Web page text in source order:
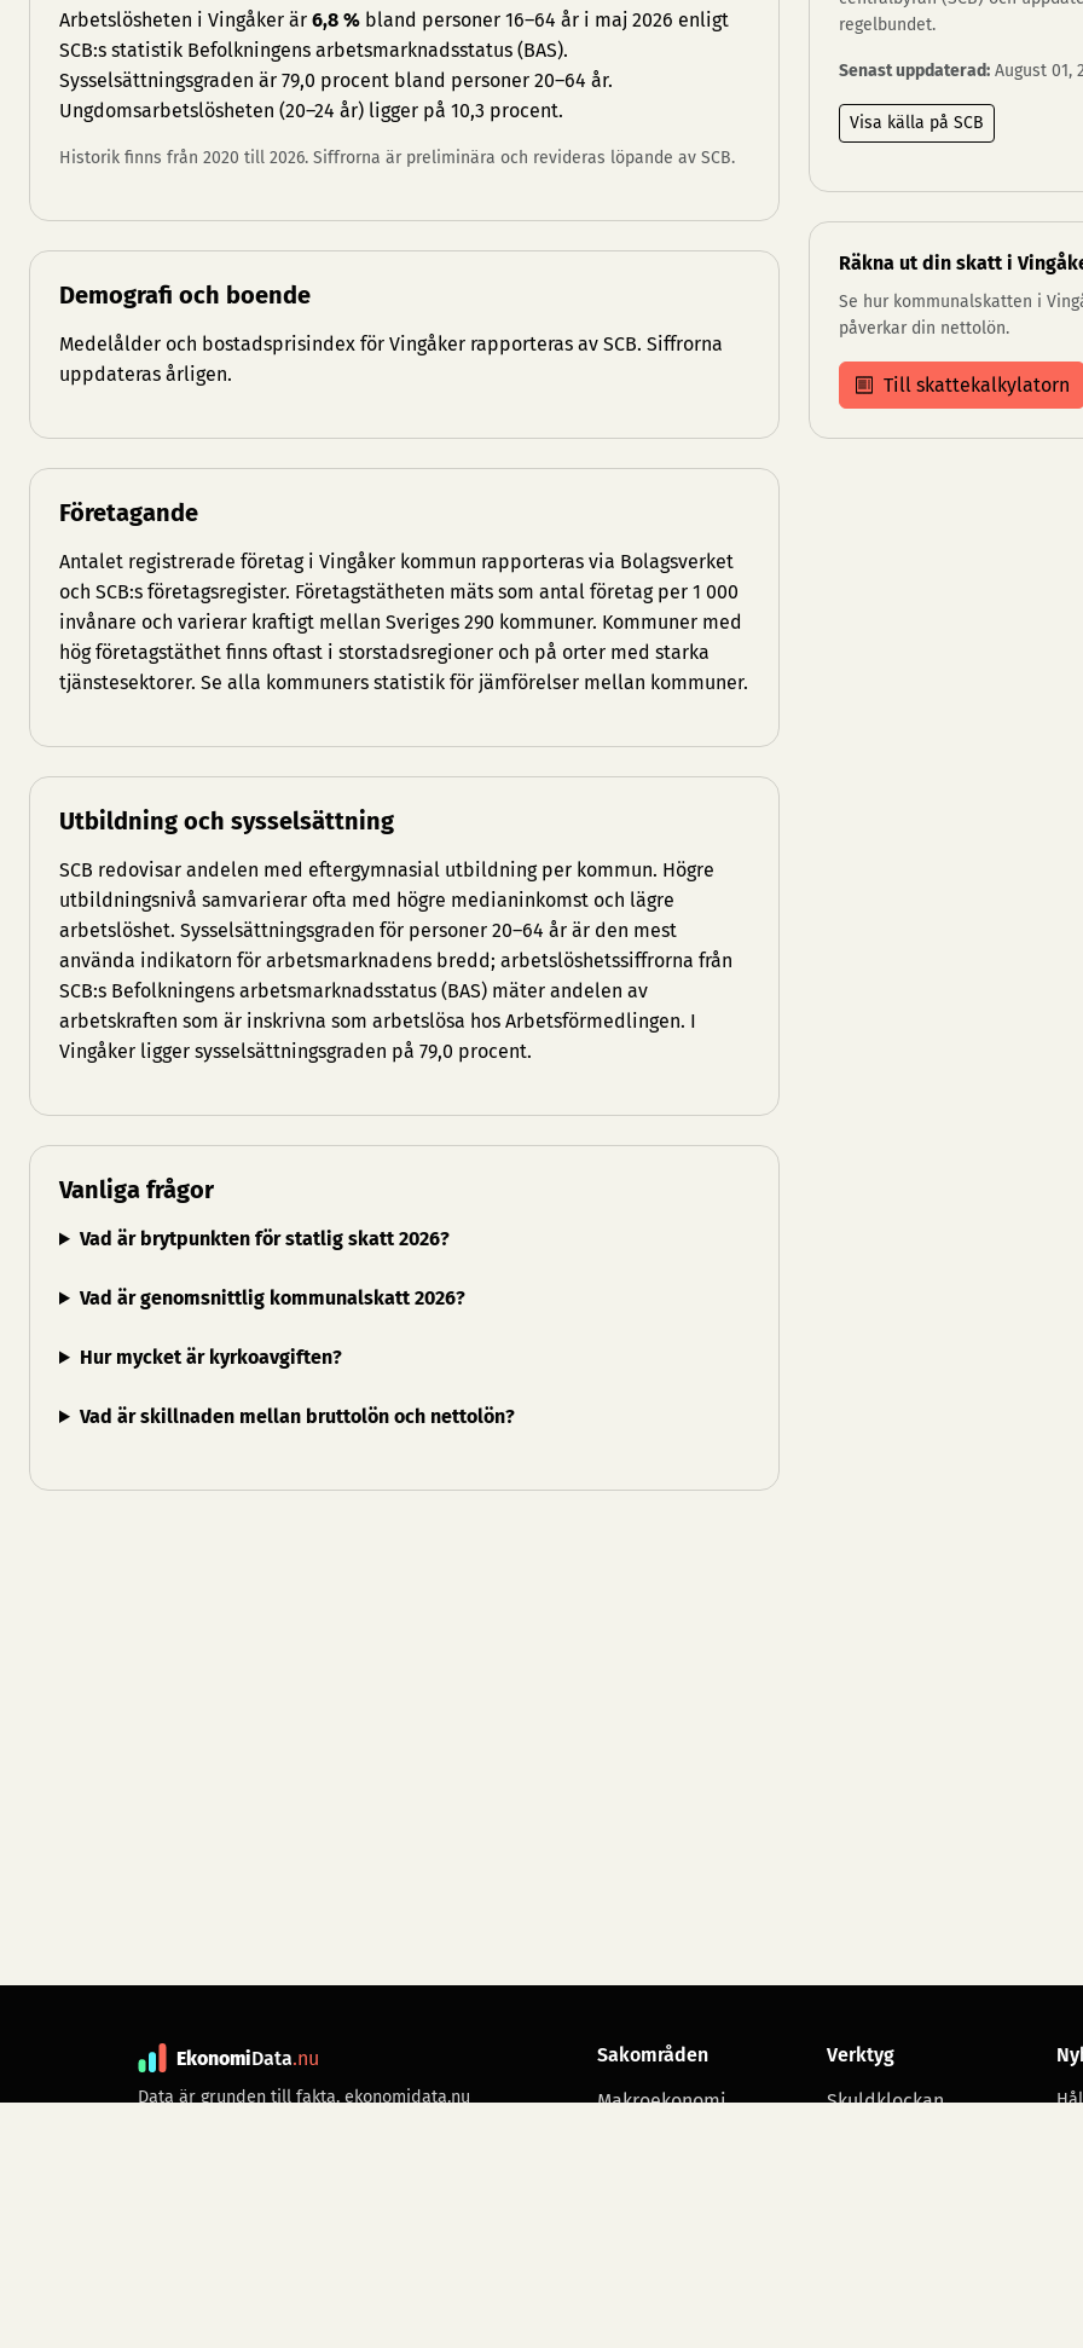
Arbetslösheten i Vingåker är 6,8 % bland personer 16–64 år i maj 2026 enligt
SCB:s statistik Befolkningens arbetsmarknadsstatus (BAS).
Sysselsättningsgraden är 79,0 procent bland personer 20–64 år.
Ungdomsarbetslösheten (20–24 år) ligger på 10,3 procent.
Historik finns från 2020 till 2026. Siffrorna är preliminära och revideras löpande av SCB.
Demografi och boende
Medelålder och bostadsprisindex för Vingåker rapporteras av SCB. Siffrorna
uppdateras årligen.
Företagande
Antalet registrerade företag i Vingåker kommun rapporteras via Bolagsverket
och SCB:s företagsregister. Företagstätheten mäts som antal företag per 1 000
invånare och varierar kraftigt mellan Sveriges 290 kommuner. Kommuner med
hög företagstäthet finns oftast i storstadsregioner och på orter med starka
tjänstesektorer. Se alla kommuners statistik för jämförelser mellan kommuner.
Utbildning och sysselsättning
SCB redovisar andelen med eftergymnasial utbildning per kommun. Högre
utbildningsnivå samvarierar ofta med högre medianinkomst och lägre
arbetslöshet. Sysselsättningsgraden för personer 20–64 år är den mest
använda indikatorn för arbetsmarknadens bredd; arbetslöshetssiffrorna från
SCB:s Befolkningens arbetsmarknadsstatus (BAS) mäter andelen av
arbetskraften som är inskrivna som arbetslösa hos Arbetsförmedlingen. I
Vingåker ligger sysselsättningsgraden på 79,0 procent.
Vanliga frågor
Vad är brytpunkten för statlig skatt 2026?
Vad är genomsnittlig kommunalskatt 2026?
Hur mycket är kyrkoavgiften?
Vad är skillnaden mellan bruttolön och nettolön?
regelbundet.
Senast uppdaterad: August 01,
Visa källa på SCB
Räkna ut din skatt i
Se hur kommunalskatten i
påverkar din nettolön.
Till skattekalkylatorn
EkonomiData.nu
Data är grunden till fakta. ekonomidata.nu
Sakområden
Makroekonomi
Verktyg
Skuldklockan